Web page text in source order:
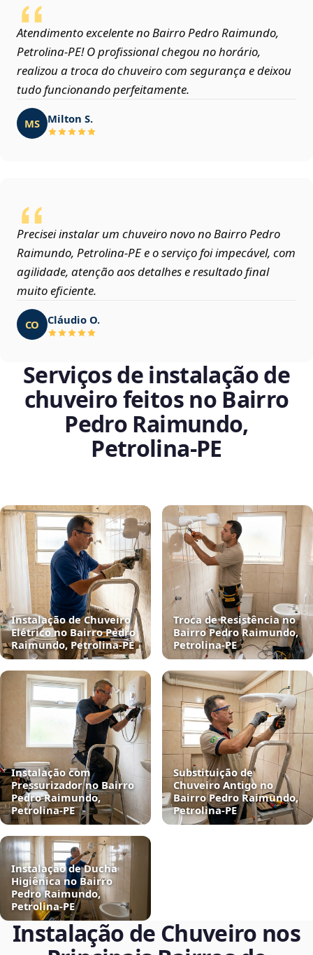
Atendimento excelente no Bairro Pedro Raimundo,
Petrolina‑PE! O profissional chegou no horário,
realizou a troca do chuveiro com segurança e deixou
tudo funcionando perfeitamente.
MS Milton S.
Precisei instalar um chuveiro novo no Bairro Pedro
Raimundo, Petrolina‑PE e o serviço foi impecável, com
agilidade, atenção aos detalhes e resultado final
muito eficiente.
CO Cláudio O.
Serviços de instalação de
chuveiro feitos no Bairro
Pedro Raimundo,
Petrolina‑PE
Instalação de Chuveiro
Elétrico no Bairro Pedro
Raimundo, Petrolina‑PE
Troca de Resistência no
Bairro Pedro Raimundo,
Petrolina‑PE
Instalação com
Pressurizador no Bairro
Pedro Raimundo,
Petrolina‑PE
Substituição de
Chuveiro Antigo no
Bairro Pedro Raimundo,
Petrolina‑PE
Instalação de Ducha
Higiênica no Bairro
Pedro Raimundo,
Petrolina‑PE
Instalação de Chuveiro nos